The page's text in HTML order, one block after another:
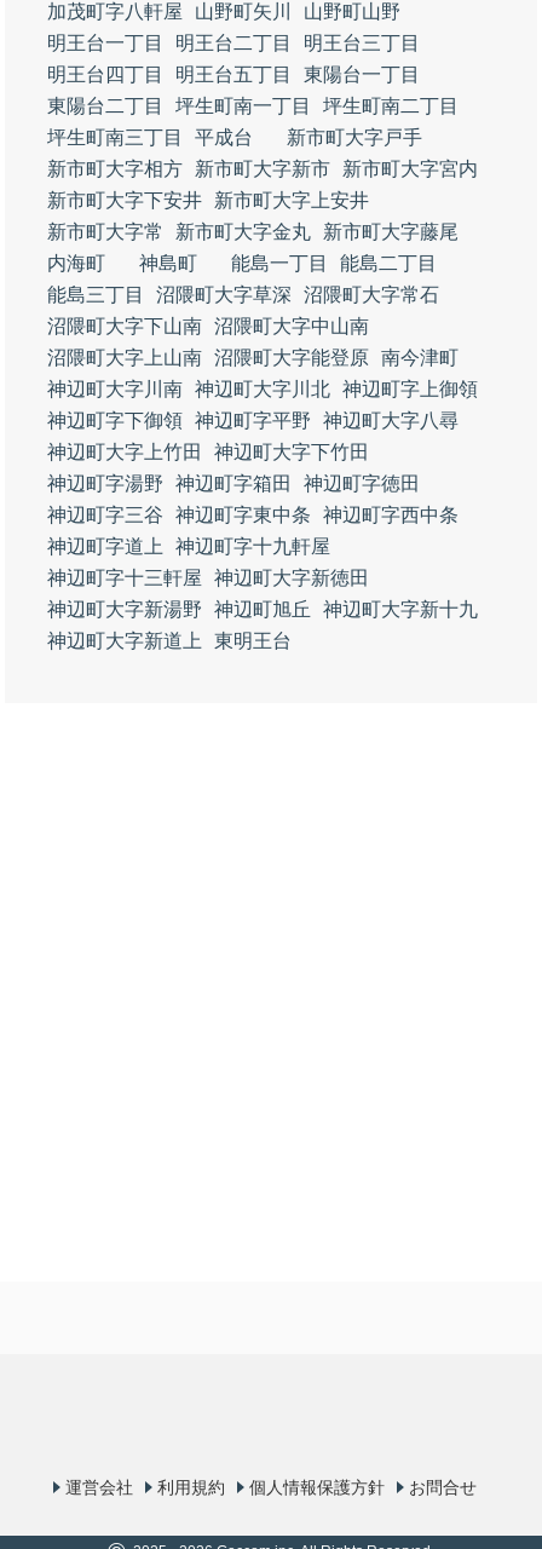
加茂町字八軒屋
山野町矢川
山野町山野
明王台一丁目
明王台二丁目
明王台三丁目
明王台四丁目
明王台五丁目
東陽台一丁目
東陽台二丁目
坪生町南一丁目
坪生町南二丁目
坪生町南三丁目
平成台
新市町大字戸手
新市町大字相方
新市町大字新市
新市町大字宮内
新市町大字下安井
新市町大字上安井
新市町大字常
新市町大字金丸
新市町大字藤尾
内海町
神島町 能島一丁目
能島二丁目
能島三丁目
沼隈町大字草深
沼隈町大字常石
沼隈町大字下山南 沼隈町大字中山南
沼隈町大字上山南 沼隈町大字能登原 南今津町
神辺町大字川南 神辺町大字川北 神辺町字上御領
神辺町字下御領 神辺町字平野
神辺町大字八尋
神辺町大字上竹田
神辺町大字下竹田
神辺町字湯野
神辺町字箱田
神辺町字徳田
神辺町字三谷
神辺町字東中条
神辺町字西中条
神辺町字道上
神辺町字十九軒屋
神辺町字十三軒屋
神辺町大字新徳田
神辺町大字新湯野
神辺町旭丘
神辺町大字新十九
神辺町大字新道上
東明王台
運営会社 利用規約 個人情報保護方針 お問合せ